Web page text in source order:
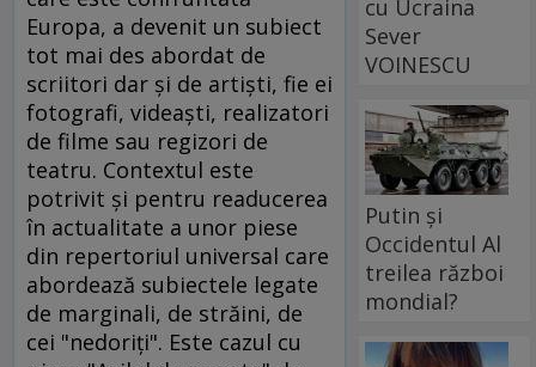
Europa, a devenit un subiect
tot mai des abordat de
scriitori dar şi de artişti, fie ei
fotografi, videaşti, realizatori
de filme sau regizori de
teatru. Contextul este
potrivit şi pentru readucerea
în actualitate a unor piese
din repertoriul universal care
abordează subiectele legate
de marginali, de străini, de
cei "nedoriţi". Este cazul cu
cu Ucraina
Sever
VOINESCU
Putin și
Occidentul Al
treilea război
mondial?